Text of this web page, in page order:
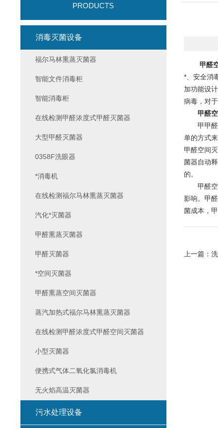
甲醛
*、安全消
加功能设
病毒，对
甲醛
甲甲醛空
单的方式
甲醛空间
菌器自动
的。
甲醛空间
影响。甲
菌成本，
上一篇：
PRODUCTS
消毒灭菌设备
福尔马林熏蒸灭菌器
智能文件消毒柜
智能消毒柜
在线检测甲醛浓度式甲醛灭菌器
大型甲醛灭菌器
0358F洗眼器
*消毒机
在线检测福尔马林熏蒸灭菌器
汽化*灭菌器
甲醛熏蒸灭菌器
甲醛灭菌器
*空间灭菌器
甲醛熏蒸空间灭菌器
蒸汽加热式福尔马林熏蒸灭菌器
在线检测甲醛浓度式甲醛空间灭菌器
小型灭菌器
便携式气体二氧化氯消毒机
无火焰高温灭菌器
污水处理设备